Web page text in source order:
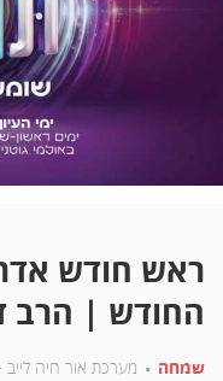
ראש חודש אדר
החודש | הרב
שמחה מערכת אור חיה לייב